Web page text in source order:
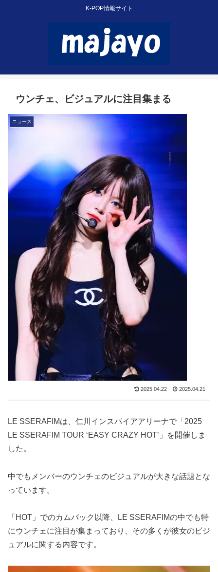
K-POP情報サイト
ウンチェ、ビジュアルに注目集まる
ニュース
2025.04.22 2025.04.21
LE SSERAFIMは、仁川インスパイアアリーナで「2025
LE SSERAFIM TOUR ‘EASY CRAZY HOT’」を開催しま
した。
中でもメンバーのウンチェのビジュアルが大きな話題とな
っています。
「HOT」でのカムバック以降、LE SSERAFIMの中でも特
にウンチェに注目が集まっており、その多くが彼女のビジ
ュアルに関する内容です。